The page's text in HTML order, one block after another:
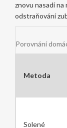
znovu nasadí
odstraňování
Porovnání
Metoda
Solené